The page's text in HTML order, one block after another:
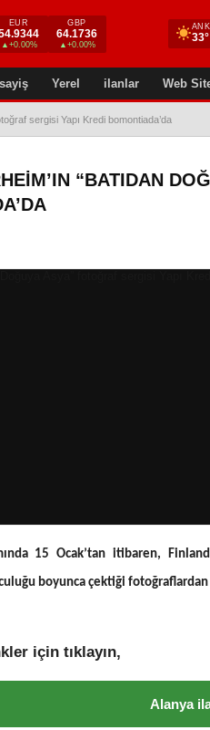
EUR
▲+0.00%
GBP
64.1736
▲+0.00%
33°
Yerel ilanlar Web
sergisi Yapı Kredi bomontiada’da
“BATIDAN
15 Ocak’tan itibaren,
boyunca çektiği
için tıklayın,
Alanya